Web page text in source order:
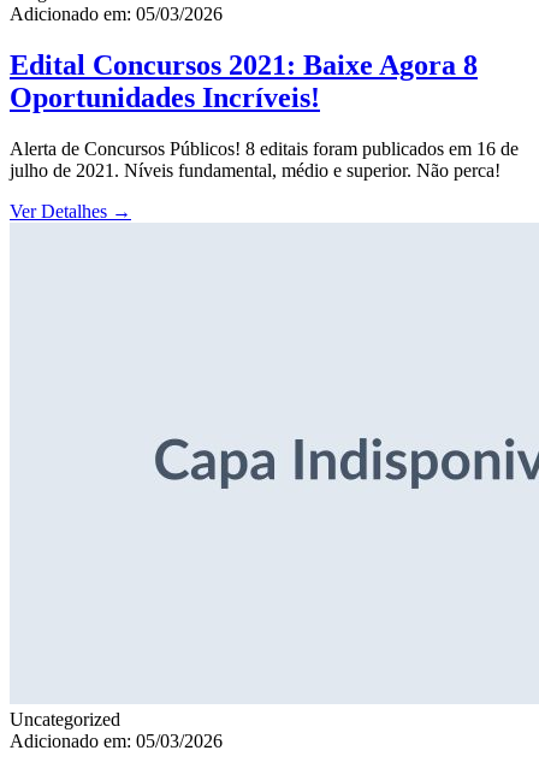
Adicionado em: 05/03/2026
Edital Concursos 2021: Baixe Agora 8
Oportunidades Incríveis!
Alerta de Concursos Públicos! 8 editais foram publicados em 16 de
julho de 2021. Níveis fundamental, médio e superior. Não perca!
Ver Detalhes →
Uncategorized
Adicionado em: 05/03/2026